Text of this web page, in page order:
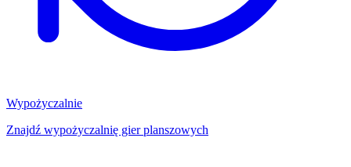
Wypożyczalnie
Znajdź wypożyczalnię gier planszowych